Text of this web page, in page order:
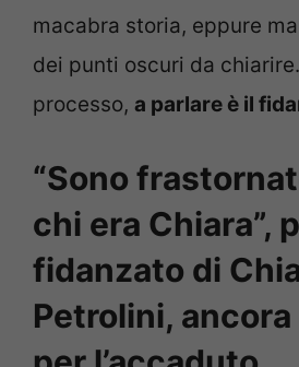
macabra storia, eppure
dei punti oscuri da
processo, a parlare è il
“Sono
chi era Chiara”,
fidanzato di
Petrolini,